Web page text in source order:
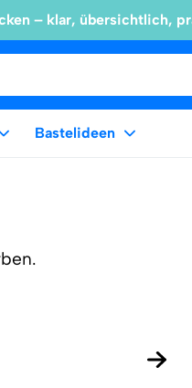
– klar, übersichtlich,
Bastelideen